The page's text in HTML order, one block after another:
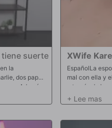
tiene suerte
la
dos papás
Además
par de
XWife
EspañolLa
mal con ella y
a través de
propia novia,
Karen. A partir
recibió una